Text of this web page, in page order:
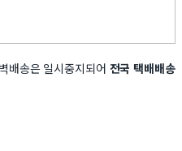
배송은 일시중지되어 전국 택배배송